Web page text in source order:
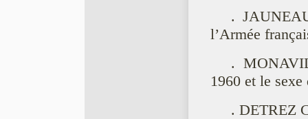
.
l’Armée
.
1960 et le
. DETREZ